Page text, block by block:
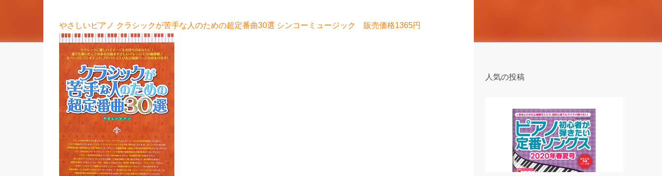
やさしいピアノ クラシックが苦手な人のための超定番曲30選 シンコーミュージック 販売価格1365円
人気の投稿